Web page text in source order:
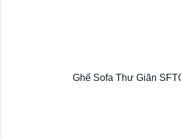
Ghế Sofa Thư Giãn